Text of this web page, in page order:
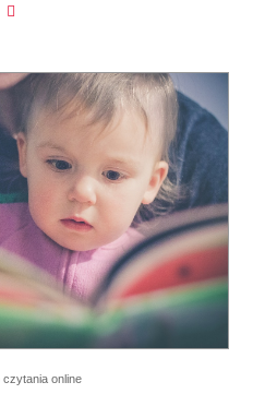
czytania online